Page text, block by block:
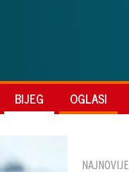
BIJEG OGLASI
NAJNOVIJE